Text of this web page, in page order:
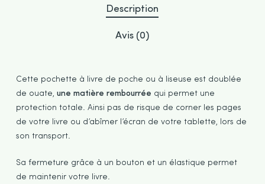
Description
Avis (0)
Cette pochette à livre de poche ou à liseuse est doublée
de ouate, une matière rembourrée qui permet une
protection totale. Ainsi pas de risque de corner les pages
de votre livre ou d’abîmer l’écran de votre tablette, lors de
son transport.
Sa fermeture grâce à un bouton et un élastique permet
de maintenir votre livre.